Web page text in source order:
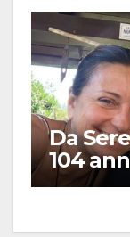
Da
104